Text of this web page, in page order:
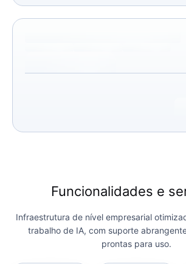
Funcionalidades e
Infraestrutura de nível empresarial
trabalho de IA, com suporte
prontas para uso.